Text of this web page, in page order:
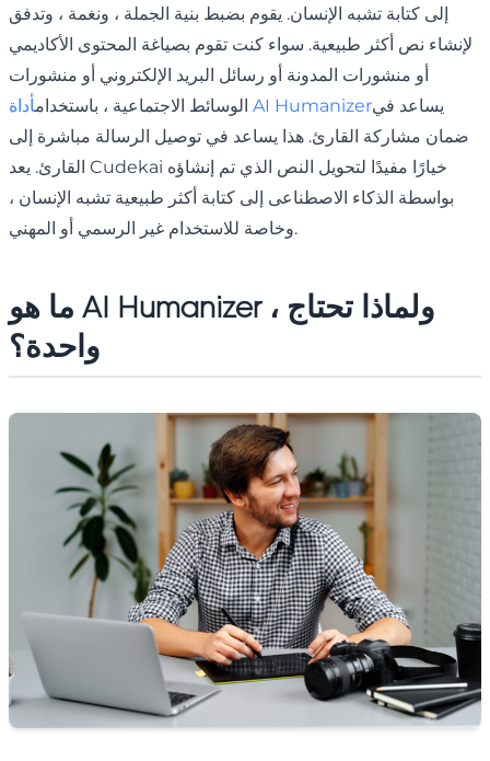
إلى كتابة تشبه الإنسان. يقوم بضبط بنية الجملة ، ونغمة ، وتدفق
لإنشاء نص أكثر طبيعية. سواء كنت تقوم بصياغة المحتوى الأكاديمي
أو منشورات المدونة أو رسائل البريد الإلكتروني أو منشورات
الوسائط الاجتماعية ، باستخدام أداة AI Humanizerيساعد في
ضمان مشاركة القارئ. هذا يساعد في توصيل الرسالة مباشرة إلى
القارئ. يعد Cudekai خيارًا مفيدًا لتحويل النص الذي تم إنشاؤه
بواسطة الذكاء الاصطناعى إلى كتابة أكثر طبيعية تشبه الإنسان ،
وخاصة للاستخدام غير الرسمي أو المهني.
ما هو AI Humanizer ، ولماذا تحتاج
واحدة؟